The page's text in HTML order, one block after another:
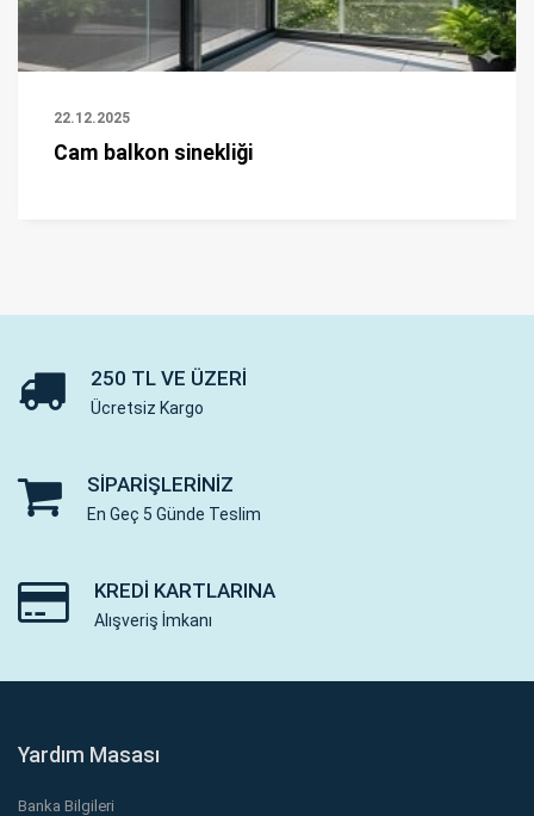
22.12.2025
Cam balkon sinekliği
250 TL VE ÜZERI
Ücretsiz Kargo
SIPARIŞLERINIZ
En Geç 5 Günde Teslim
KREDI KARTLARINA
Alışveriş İmkanı
Yardım Masası
Banka Bilgileri